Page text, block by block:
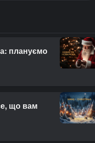
плануємо
що вам